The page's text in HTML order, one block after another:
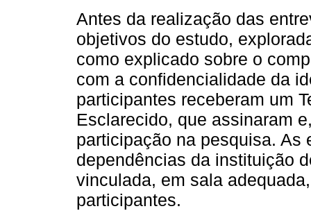
Antes da realização das
objetivos do estudo,
como explicado sobre o
com a confidencialidade da
participantes receberam um
Esclarecido, que assinaram
participação na pesquisa. As
dependências da instituição
vinculada, em sala
participantes.